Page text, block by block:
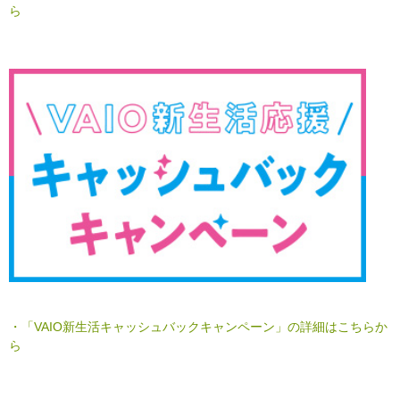
ら
・「VAIO新生活キャッシュバックキャンペーン」の詳細はこちらか
ら